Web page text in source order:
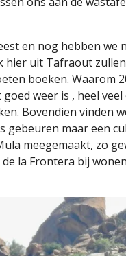
en nog hebben we
hier uit Tafraout
boeken. Waarom
weer is , heel
Bovendien vinden
gebeuren maar een
meegemaakt, zo
la Frontera bij